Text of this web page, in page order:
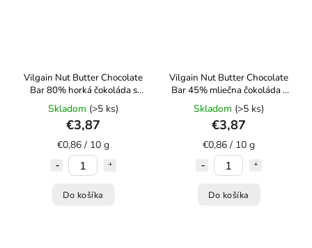
Vilgain Nut Butter Chocolate
Bar 80% horká čokoláda s
mandľovým krémom 45g
Skladom (>5 ks)
€3,87
€0,86 / 10 g
Do košíka
Vilgain Nut Butter Chocolate
Bar 45% mliečna čokoláda s
arašidovým krémom 45g
Skladom (>5 ks)
€3,87
€0,86 / 10 g
Do košíka